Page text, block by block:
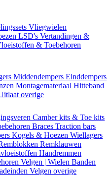
Vliegwielen
LSD's Vertandingen &
& Toebehoren
Middendempers Einddempers
Montagemateriaal Hitteband
overige
Camber kits & Toe kits
Braces Traction bars
Kogels & Hoezen Wiellagers
Remklauwen
Handremmen
Velgen | Wielen Banden
Velgen overige